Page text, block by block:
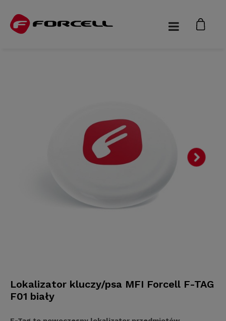
Lokalizator kluczy/psa MFI Forcell F-TAG
F01 biały